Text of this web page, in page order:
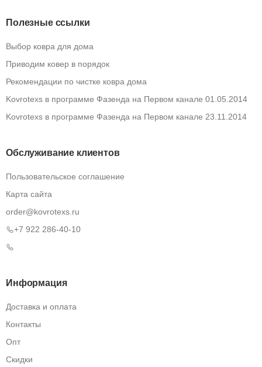
Полезные ссылки
Выбор ковра для дома
Приводим ковер в порядок
Рекомендации по чистке ковра дома
Kovrotexs в программе Фазенда на Первом канале 01.05.2014
Kovrotexs в программе Фазенда на Первом канале 23.11.2014
Обслуживание клиентов
Пользовательское соглашение
Карта сайта
order@kovrotexs.ru
+7 922 286-40-10
Информация
Доставка и оплата
Контакты
Опт
Скидки